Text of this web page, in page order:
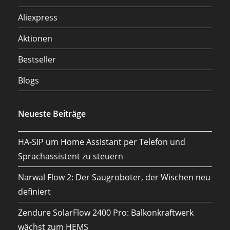
Aliexpress
Aktionen
Bestseller
Blogs
Neueste Beiträge
HA-SIP um Home Assistant per Telefon und
Sprachassistent zu steuern
Narwal Flow 2: Der Saugroboter, der Wischen neu
definiert
Zendure SolarFlow 2400 Pro: Balkonkraftwerk
wächst zum HEMS